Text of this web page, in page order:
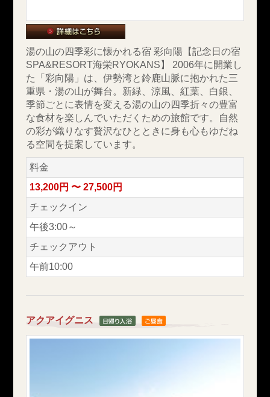
湯の山の四季彩に懐かれる宿 彩向陽【記念日の宿
SPA&RESORT海栄RYOKANS】 2006年に開業し
た「彩向陽」は、伊勢湾と鈴鹿山脈に抱かれた三
重県・湯の山が舞台。新緑、涼風、紅葉、白銀、
季節ごとに表情を変える湯の山の四季折々の豊富
な食材を楽しんでいただくための旅館です。自然
の彩が織りなす贅沢なひとときに身も心もゆだね
る空間を提案しています。
料金
13,200円 〜 27,500円
チェックイン
午後3:00～
チェックアウト
午前10:00
アクアイグニス